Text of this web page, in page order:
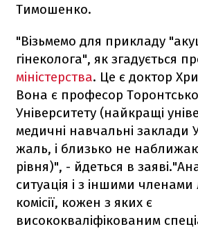
Тимошенко.
"Візьмемо для прикладу
гінеколога", як згадується
міністерства. Це є доктор
Вона є професор
Університету (найкращі
медичні навчальні заклади
жаль, і близько не
рівня)", - йдеться в
ситуація і з іншими членами
комісії, кожен з яких є
висококваліфікованим